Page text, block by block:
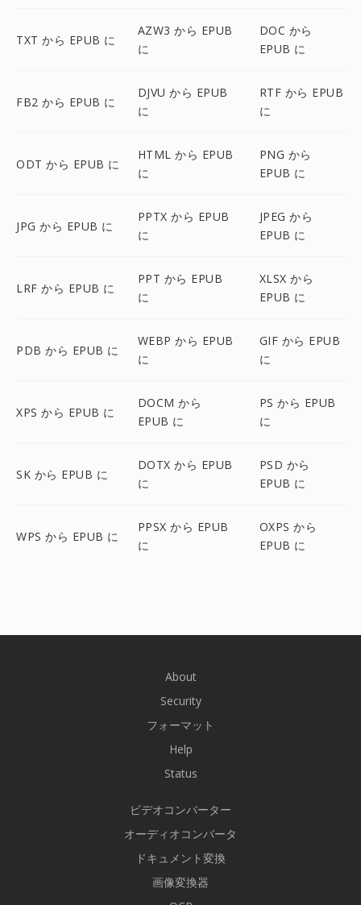
TXT から EPUB に
AZW3 から EPUB
に
DOC から
EPUB に
FB2 から EPUB に
DJVU から EPUB
に
RTF から EPUB
に
ODT から EPUB に
HTML から EPUB
に
PNG から
EPUB に
JPG から EPUB に
PPTX から EPUB
に
JPEG から
EPUB に
LRF から EPUB に
PPT から EPUB
に
XLSX から
EPUB に
PDB から EPUB に
WEBP から EPUB
に
GIF から EPUB
に
XPS から EPUB に
DOCM から
EPUB に
PS から EPUB
に
SK から EPUB に
DOTX から EPUB
に
PSD から
EPUB に
WPS から EPUB に
PPSX から EPUB
に
OXPS から
EPUB に
About
Security
フォーマット
Help
Status
ビデオコンバーター
オーディオコンバータ
ドキュメント変換
画像変換器